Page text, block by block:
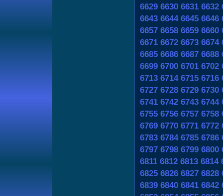
6629 6630 6631 6632
6643 6644 6645 6646
6657 6658 6659 6660
6671 6672 6673 6674
6685 6686 6687 6688
6699 6700 6701 6702
6713 6714 6715 6716
6727 6728 6729 6730
6741 6742 6743 6744
6755 6756 6757 6758
6769 6770 6771 6772
6783 6784 6785 6786
6797 6798 6799 6800
6811 6812 6813 6814
6825 6826 6827 6828
6839 6840 6841 6842